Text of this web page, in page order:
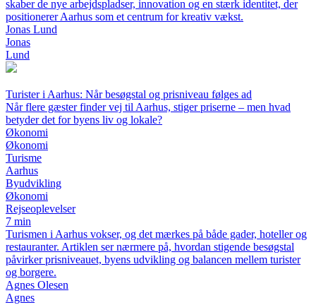
skaber de nye arbejdspladser, innovation og en stærk identitet, der
positionerer Aarhus som et centrum for kreativ vækst.
Jonas Lund
Jonas
Lund
Turister i Aarhus: Når besøgstal og prisniveau følges ad
Når flere gæster finder vej til Aarhus, stiger priserne – men hvad
betyder det for byens liv og lokale?
Økonomi
Økonomi
Turisme
Aarhus
Byudvikling
Økonomi
Rejseoplevelser
7 min
Turismen i Aarhus vokser, og det mærkes på både gader, hoteller og
restauranter. Artiklen ser nærmere på, hvordan stigende besøgstal
påvirker prisniveauet, byens udvikling og balancen mellem turister
og borgere.
Agnes Olesen
Agnes